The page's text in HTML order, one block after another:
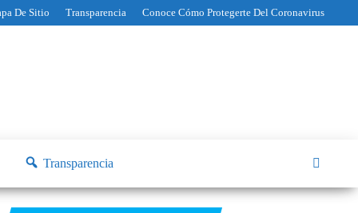
De Sitio Transparencia Conoce Cómo Protegerte Del Coronavirus
Transparencia